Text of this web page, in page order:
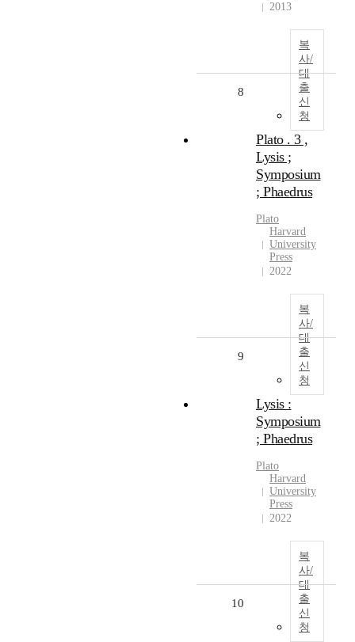
2013
복
사/
대
출
신
청
8
Plato . 3 ,
Lysis ;
Symposium
; Phaedrus
Plato
Harvard
University
Press
2022
복
사/
대
출
신
청
9
Lysis :
Symposium
; Phaedrus
Plato
Harvard
University
Press
2022
복
사/
대
출
신
청
10